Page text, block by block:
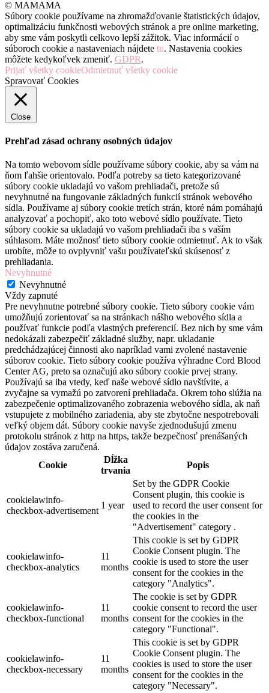
© MAMAMA
Súbory cookie používame na zhromažďovanie štatistických údajov,
optimalizáciu funkčnosti webových stránok a pre online marketing,
aby sme vám poskytli celkovo lepší zážitok. Viac informácií o
súboroch cookie a nastaveniach nájdete tu. Nastavenia cookies
môžete kedykoľvek zmeniť. GDPR.
Prijať všetky cookieOdmietnuť všetky cookie
Spravovať Cookies
Close
Prehľad zásad ochrany osobných údajov
Na tomto webovom sídle používame súbory cookie, aby sa vám na
ňom ľahšie orientovalo. Podľa potreby sa tieto kategorizované
súbory cookie ukladajú vo vašom prehliadači, pretože sú
nevyhnutné na fungovanie základných funkcií stránok webového
sídla. Používame aj súbory cookie tretích strán, ktoré nám pomáhajú
analyzovať a pochopiť, ako toto webové sídlo používate. Tieto
súbory cookie sa ukladajú vo vašom prehliadači iba s vaším
súhlasom. Máte možnosť tieto súbory cookie odmietnuť. Ak to však
urobíte, môže to ovplyvniť vašu používateľskú skúsenosť z
prehliadania.
Nevyhnutné
Nevyhnutné
Vždy zapnuté
Pre nevyhnutne potrebné súbory cookie. Tieto súbory cookie vám
umožňujú zorientovať sa na stránkach nášho webového sídla a
používať funkcie podľa vlastných preferencií. Bez nich by sme vám
nedokázali zabezpečiť základné služby, napr. ukladanie
predchádzajúcej činnosti ako napríklad vami zvolené nastavenie
súborov cookie. Tieto súbory cookie používa výhradne Cord Blood
Center AG, preto sa označujú ako súbory cookie prvej strany.
Používajú sa iba vtedy, keď naše webové sídlo navštívite, a
zvyčajne sa vymažú po zatvorení prehliadača. Okrem toho slúžia na
zabezpečenie optimalizovaného zobrazenia webového sídla, ak naň
vstupujete z mobilného zariadenia, aby ste zbytočne nespotrebovali
veľký objem dát. Súbory cookie navyše zjednodušujú zmenu
protokolu stránok z http na https, takže bezpečnosť prenášaných
údajov zostáva zaručená.
Cookie
Dĺžka
trvania
Popis
cookielawinfo-
checkbox-advertisement
1 year
Set by the GDPR Cookie
Consent plugin, this cookie is
used to record the user consent for
the cookies in the
"Advertisement" category .
cookielawinfo-
checkbox-analytics
11
months
This cookie is set by GDPR
Cookie Consent plugin. The
cookie is used to store the user
consent for the cookies in the
category "Analytics".
cookielawinfo-
checkbox-functional
11
months
The cookie is set by GDPR
cookie consent to record the user
consent for the cookies in the
category "Functional".
cookielawinfo-
checkbox-necessary
11
months
This cookie is set by GDPR
Cookie Consent plugin. The
cookies is used to store the user
consent for the cookies in the
category "Necessary".